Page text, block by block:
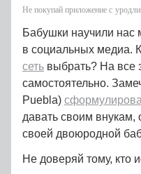
Не покупай приложение с
Бабушки научили нас
в социальных медиа.
сеть выбрать? На все
самостоятельно.
Puebla)
давать своим внукам,
своей двоюродной
Не доверяй тому, кто